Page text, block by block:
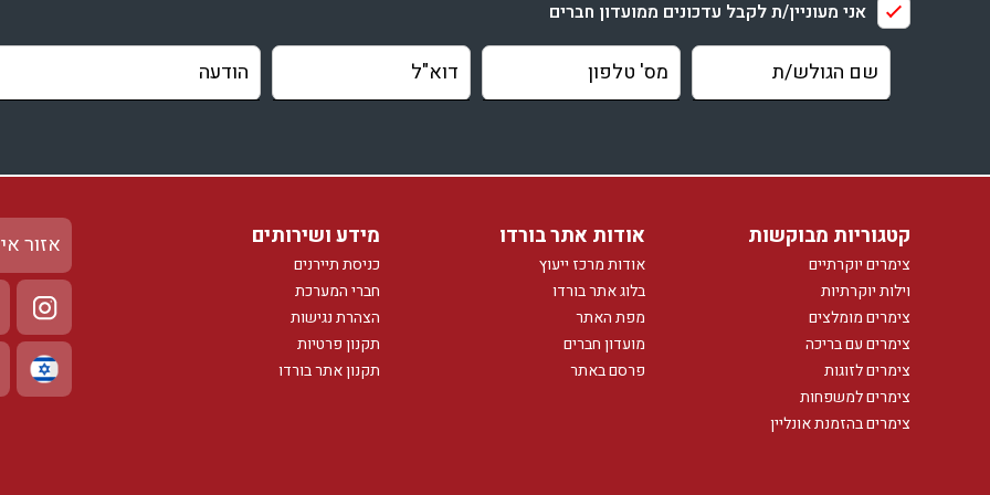
אני מעוניין/ת לקבל עדכונים ממועדון חברים
קטגוריות מבוקשות
צימרים יוקרתיים
וילות יוקרתיות
צימרים מומלצים
צימרים עם בריכה
צימרים לזוגות
צימרים למשפחות
צימרים בהזמנת אונליין
אודות אתר בורדו
אודות מרכז ייעוץ
בלוג אתר בורדו
מפת האתר
מועדון חברים
פרסם באתר
מידע ושירותים
כניסת תיירנים
חברי המערכת
הצהרת נגישות
תקנון פרטיות
תקנון אתר בורדו
אזור